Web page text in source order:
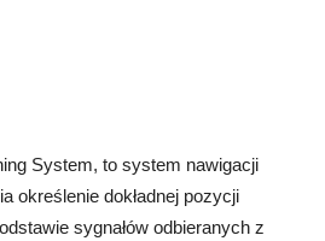
System, to system nawigacji
określenie dokładnej pozycji
sygnałów odbieranych z